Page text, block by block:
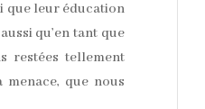
que leur éducation
qu’en tant que
restées tellement
que nous